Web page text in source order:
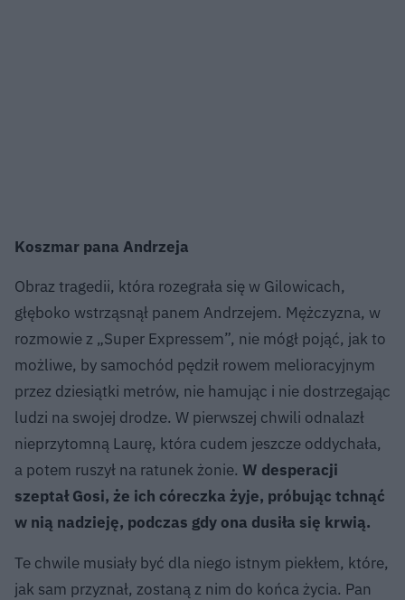
Koszmar pana Andrzeja
Obraz tragedii, która rozegrała się w Gilowicach,
głęboko wstrząsnął panem Andrzejem. Mężczyzna, w
rozmowie z „Super Expressem”, nie mógł pojąć, jak to
możliwe, by samochód pędził rowem melioracyjnym
przez dziesiątki metrów, nie hamując i nie dostrzegając
ludzi na swojej drodze. W pierwszej chwili odnalazł
nieprzytomną Laurę, która cudem jeszcze oddychała,
a potem ruszył na ratunek żonie. W desperacji
szeptał Gosi, że ich córeczka żyje, próbując tchnąć
w nią nadzieję, podczas gdy ona dusiła się krwią.
Te chwile musiały być dla niego istnym piekłem, które,
jak sam przyznał, zostaną z nim do końca życia. Pan